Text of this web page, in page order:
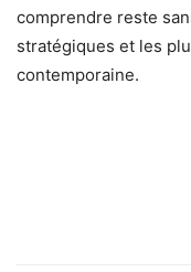
comprendre reste
stratégiques et les
contemporaine.